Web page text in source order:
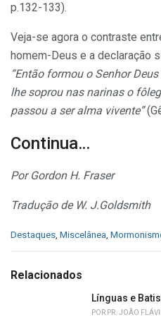
p.132-133).
Veja-se agora o contraste
homem-Deus e a declaração
“Então formou o Senhor
lhe soprou nas narinas o
passou a ser alma vivente”
Continua…
Por Gordon H. Fraser
Tradução de W. J.Goldsmith
C
e
Destaques, Miscelânea,
Relacionados
Línguas e
POR PR. JOÃO